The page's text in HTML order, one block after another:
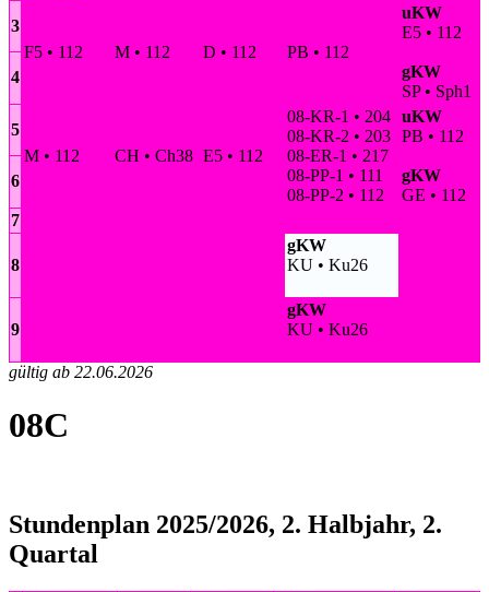
3
F5 • 112
M • 112 D • 112 PB • 112
uKW
E5 • 112
gKW
SP • Sph1
4
5
M • 112
CH • Ch38 E5 • 112
08-KR-1 • 204
08-KR-2 • 203
08-ER-1 • 217
08-PP-1 • 111
08-PP-2 • 112
uKW
PB • 112
gKW
GE • 112
6
7
8
gKW
KU • Ku26
9
gKW
KU • Ku26
gültig ab 22.06.2026
08C
Stundenplan 2025/2026, 2. Halbjahr, 2.
Quartal